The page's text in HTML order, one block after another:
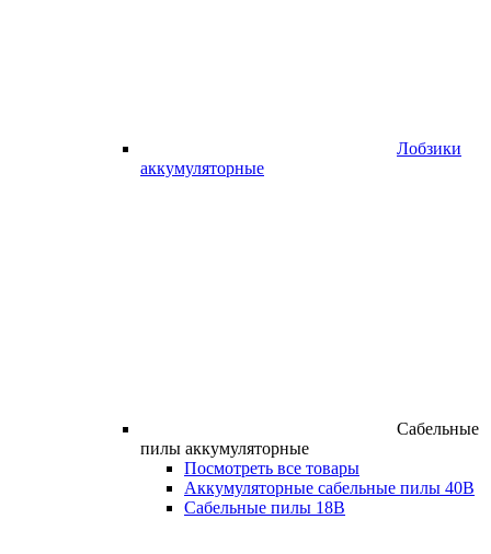
Лобзики
аккумуляторные
Сабельные
пилы аккумуляторные
Посмотреть все товары
Аккумуляторные сабельные пилы 40В
Сабельные пилы 18В